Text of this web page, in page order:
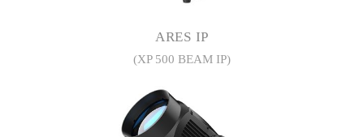
ARES IP
(XP 500 BEAM IP)